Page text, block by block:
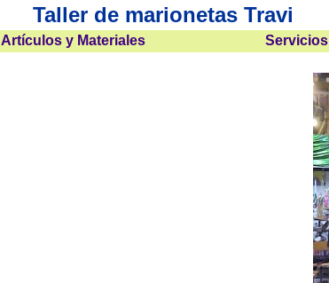
Taller de marionetas Travi
Artículos y Materiales Servicios